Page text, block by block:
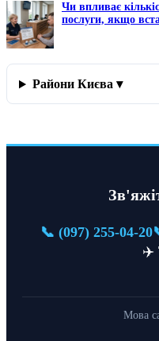
Чи впливає
послуги, якщо
Райони Києва ▾
📞 (097) 255-04-20
✈️
Мова